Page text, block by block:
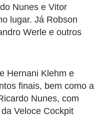
Nunes e Vitor
lugar. Já Robson
Werle e outros
Hernani Klehm e
finais, bem como a
Nunes, com
Veloce Cockpit